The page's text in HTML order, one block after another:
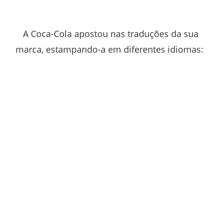
A Coca-Cola apostou nas traduções da sua
marca, estampando-a em diferentes idiomas: